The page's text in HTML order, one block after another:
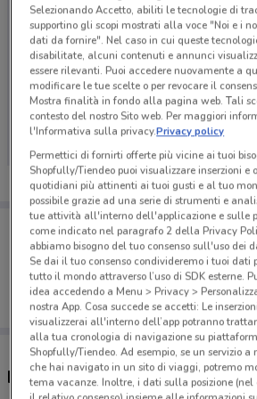
Ci dispiace, al momento non
volantini nella tua zona.
Porta DoveConviene sempre
Puoi trovare le migliori offerte
salvarle e creare la tua lista del
dal tuo cellulare.
SCARICA
Negozi Naturhouse a Corsico
Selezionando Accetto, abiliti le tecnologie di
supportino gli scopi mostrati alla voce "Noi e i
dati da fornire". Nel caso in cui queste
disabilitate, alcuni contenuti e annunci
essere rilevanti. Puoi accedere nuovamente a
modificare le tue scelte o per revocare il
Mostra finalità in fondo alla pagina web. Tali
contesto del nostro Sito web. Per maggiori
l'Informativa sulla privacy.Privacy policy
Permettici di fornirti offerte più vicine ai tuoi
Shopfully/Tiendeo puoi visualizzare inserzioni e
quotidiani più attinenti ai tuoi gusti e al tuo
possibile grazie ad una serie di strumenti e
tue attività all'interno dell'applicazione e sulle
come indicato nel paragrafo 2 della Privacy
abbiamo bisogno del tuo consenso sull'uso dei
Se dai il tuo consenso condivideremo i tuoi dati
tutto il mondo attraverso l’uso di SDK esterne.
idea accedendo a Menu > Privacy >
nostra App. Cosa succede se accetti: Le
visualizzerai all'interno dell’app potranno
alla tua cronologia di navigazione su
Shopfully/Tiendeo. Ad esempio, se un servizio
che hai navigato in un sito di viaggi, potremo
tema vacanze. Inoltre, i dati sulla posizione